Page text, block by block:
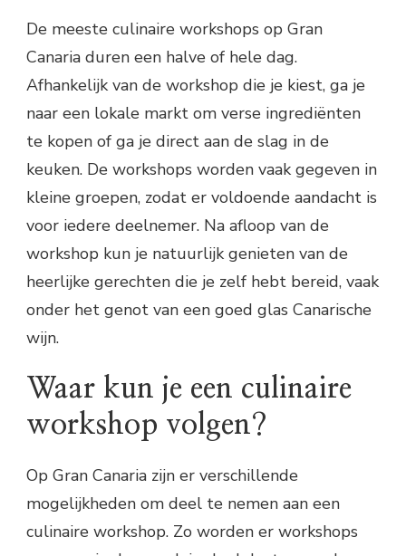
De meeste culinaire workshops op Gran
Canaria duren een halve of hele dag.
Afhankelijk van de workshop die je kiest, ga je
naar een lokale markt om verse ingrediënten
te kopen of ga je direct aan de slag in de
keuken. De workshops worden vaak gegeven in
kleine groepen, zodat er voldoende aandacht is
voor iedere deelnemer. Na afloop van de
workshop kun je natuurlijk genieten van de
heerlijke gerechten die je zelf hebt bereid, vaak
onder het genot van een goed glas Canarische
wijn.
Waar kun je een culinaire
workshop volgen?
Op Gran Canaria zijn er verschillende
mogelijkheden om deel te nemen aan een
culinaire workshop. Zo worden er workshops